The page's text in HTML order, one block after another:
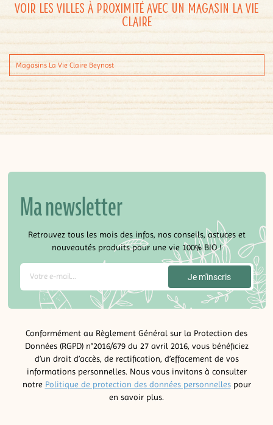
Voir les villes à proximité avec un magasin La Vie
Claire
Magasins La Vie Claire Beynost
Ma newsletter
Retrouvez tous les mois des infos, nos conseils, astuces et
nouveautés produits pour une vie 100% BIO !
Conformément au Règlement Général sur la Protection des
Données (RGPD) n°2016/679 du 27 avril 2016, vous bénéficiez
d’un droit d’accès, de rectification, d’effacement de vos
informations personnelles. Nous vous invitons à consulter
notre Politique de protection des données personnellespour
en savoir plus.